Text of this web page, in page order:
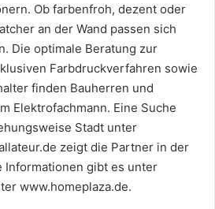
Ob farbenfroh, dezent oder
an der Wand passen sich
Die optimale Beratung zur
Farbdruckverfahren sowie
finden Bauherren und
Elektrofachmann. Eine Suche
Stadt unter
zeigt die Partner in der
Informationen gibt es unter
www.homeplaza.de.